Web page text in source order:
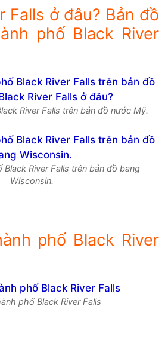
Falls ở đâu? Bản đồ
phố Black River
River Falls trên bản đồ nước Mỹ.
Black River Falls trên bản đồ bang
Wisconsin.
phố Black River
phố Black River Falls